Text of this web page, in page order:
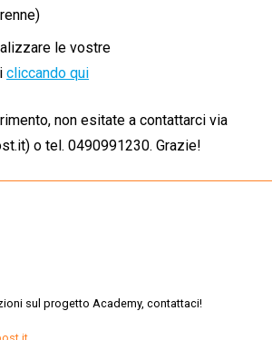
le vostre
cliccando qui
non esitate a contattarci via
) o tel. 0490991230. Grazie!
sul progetto Academy, contattaci!